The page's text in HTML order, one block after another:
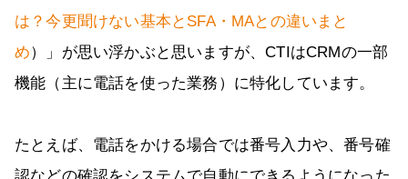
は？今更聞けない基本とSFA・MAとの違いまと
め）」が思い浮かぶと思いますが、CTIはCRMの一部
機能（主に電話を使った業務）に特化しています。
たとえば、電話をかける場合では番号入力や、番号確